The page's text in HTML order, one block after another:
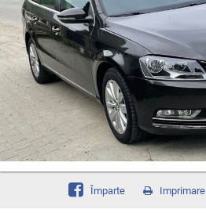
Împarte Imprimare